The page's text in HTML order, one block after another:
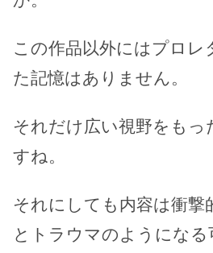
この作品以外にはプロレ
た記憶はありません。
それだけ広い視野をもっ
すね。
それにしても内容は衝撃
とトラウマのようになる